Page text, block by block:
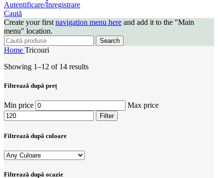
Autentificare/Înregistrare
Caută
Create your first navigation menu here and add it to the "Main
menu" location.
Search
Home Tricouri
Showing 1–12 of 14 results
Filtrează după preț
Min price Max price
Filter
Filtrează după culoare
Filtrează după ocazie